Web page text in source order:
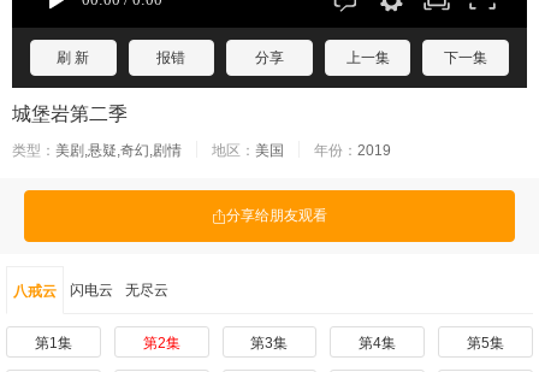
刷 新 报错 分享 上一集 下一集
城堡岩第二季
类型： 美剧,悬疑,奇幻,剧情 地区： 美国 年份： 2019
分享给朋友观看
八戒云 闪电云 无尽云
第1集 第2集 第3集 第4集 第5集